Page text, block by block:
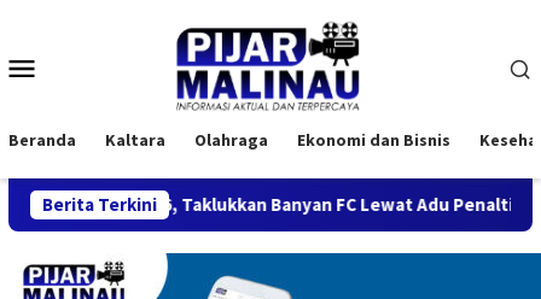
konten
Beranda Kaltara Olahraga Ekonomi dan Bisnis
Berita Terkini
2026, Taklukkan Banyan FC Lewat Adu Penalti